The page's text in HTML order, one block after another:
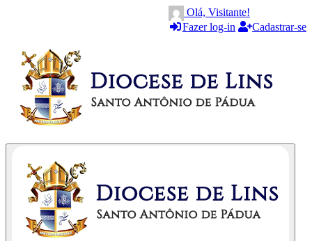
Olá, Visitante!
Fazer log-in
Cadastrar-se